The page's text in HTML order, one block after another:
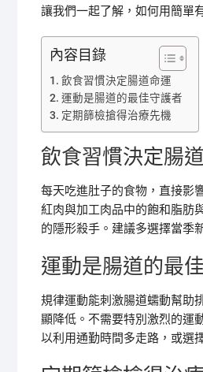
讓我們一起了解，如何用簡單
內容目錄
飲食習慣決定腸道命運
運動是腸道的最佳守護者
定期篩檢搶得治療先機
飲食習慣決定腸
每天吃進肚子的食物，直接影
紅肉與加工肉品中的飽和脂肪
的隱形殺手。建議多選擇當季
運動是腸道的最
規律運動能刺激腸道蠕動幫助
顯降低。不需要特別激烈的運
以利用通勤時間多走路，或選